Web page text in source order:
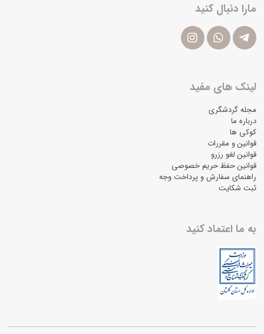
مارا دنبال کنید
لینک های مفید
مجله گردشگری
درباره ما
کوکی ها
قوانین و مقررات
قوانین لغو رزرو
قوانین حفظ حریم خصوصی
راهنمای سفارش و پرداخت وجه
ثبت شکایت
به ما اعتماد کنید